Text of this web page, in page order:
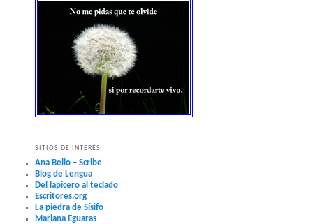
SITIOS DE INTERÉS
Ana Belio – Scribe
Blog de Lengua
Del lapicero al teclado
Escritores.org
La piedra de Sísifo
Mariana Eguaras